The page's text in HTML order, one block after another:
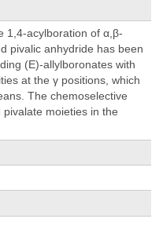
1,4-acylboration of α,β-
pivalic anhydride has been
(E)-allylboronates with
at the γ positions, which
The chemoselective
moieties in the